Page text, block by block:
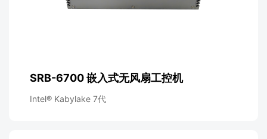
SRB-6700 嵌入式无风扇工控机
Intel® Kabylake 7代